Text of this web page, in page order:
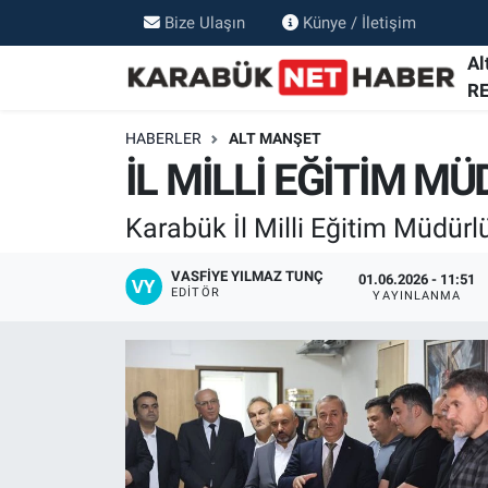
Bize Ulaşın Künye / İletişim
HABERLER ALT MANŞET
İL MİLLİ EĞİTİM
Karabük İl Milli Eğitim
VASFIYE YILMAZ TUNÇ
EDITÖR
01.06.2026 - 11:51
YAYINLANMA